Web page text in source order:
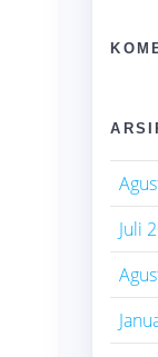
Juli